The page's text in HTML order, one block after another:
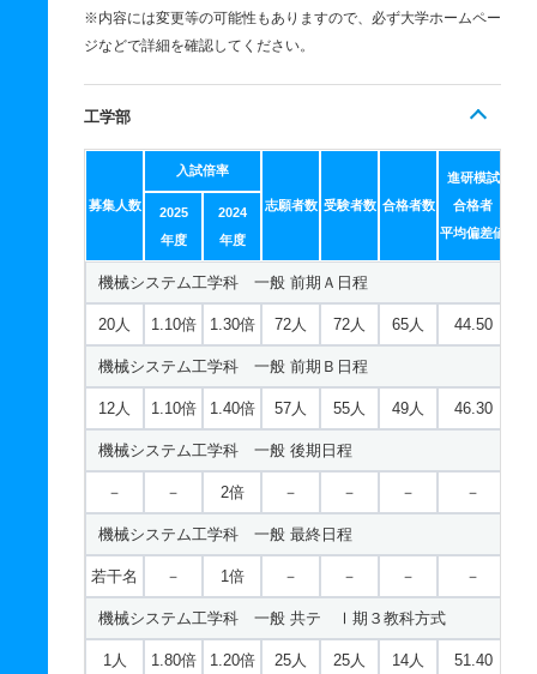
※内容には変更等の可能性もありますので、必ず大学ホームペー
ジなどで詳細を確認してください。
工学部
募集人数
入試倍率
志願者数 受験者数 合格者数
進研模試
合格者
平均偏差値
2025
年度
2024
年度
機械システム工学科 一般 前期Ａ日程
20人 1.10倍 1.30倍 72人 72人 65人 44.50
機械システム工学科 一般 前期Ｂ日程
12人 1.10倍 1.40倍 57人 55人 49人 46.30
機械システム工学科 一般 後期日程
－ － 2倍 － － － －
機械システム工学科 一般 最終日程
若干名 － 1倍 － － － －
機械システム工学科 一般 共テ Ⅰ期３教科方式
1人 1.80倍 1.20倍 25人 25人 14人 51.40